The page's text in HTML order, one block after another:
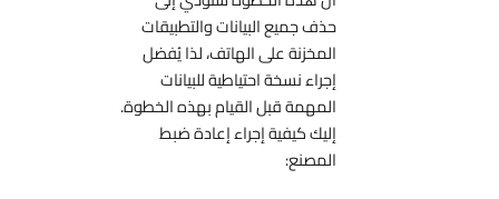
حذف جميع البيانات والتطبيقات
المخزنة على الهاتف، لذا يُفضل
إجراء نسخة احتياطية للبيانات
المهمة قبل القيام بهذه الخطوة.
إليك كيفية إجراء إعادة ضبط
المصنع: